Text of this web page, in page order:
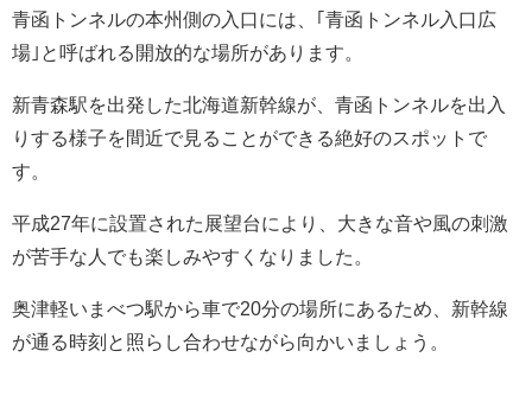
青函トンネルの本州側の入口には、｢青函トンネル入口広
場｣と呼ばれる開放的な場所があります。
新青森駅を出発した北海道新幹線が、青函トンネルを出入
りする様子を間近で見ることができる絶好のスポットで
す。
平成27年に設置された展望台により、大きな音や風の刺激
が苦手な人でも楽しみやすくなりました。
奥津軽いまべつ駅から車で20分の場所にあるため、新幹線
が通る時刻と照らし合わせながら向かいましょう。